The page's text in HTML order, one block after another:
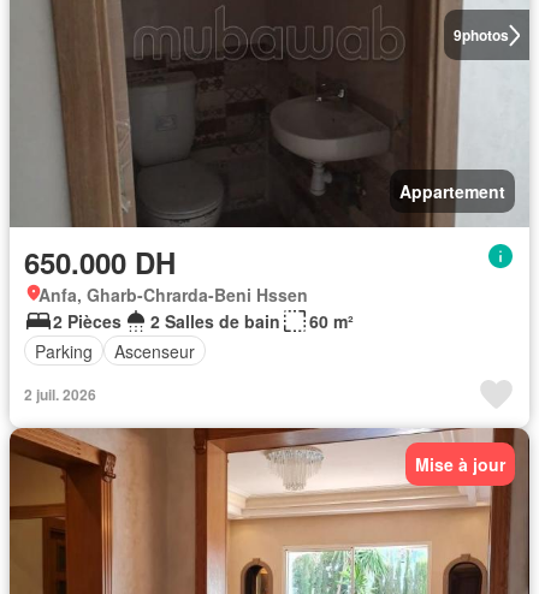
9photos
Appartement
650.000 DH
Anfa, Gharb-Chrarda-Beni Hssen
2 Pièces
2 Salles de bain
60 m²
Parking
Ascenseur
2 juil. 2026
Mise à jour